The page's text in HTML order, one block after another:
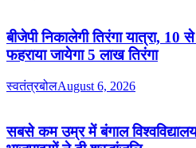
बीजेपी निकालेगी तिरंगा यात्रा,
फहराया जायेगा 5 लाख तिरंगा
स्वतंत्रबोलAugust 6, 2026
सबसे कम उम्र में बंगाल